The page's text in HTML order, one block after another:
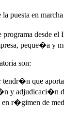
puesta en
desde
peque�a y
son:
tendr�n que
y adjudicaci�n
r�gimen de